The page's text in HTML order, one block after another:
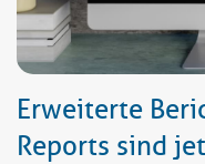
Erweiterte
Reports sind